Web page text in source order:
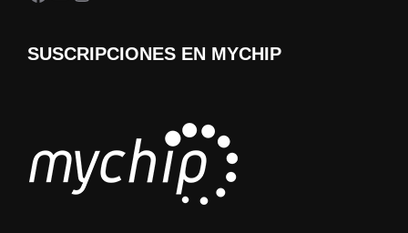
SUSCRIPCIONES EN MYCHIP